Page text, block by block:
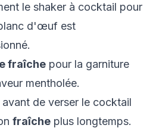
le shaker à cocktail pour
d'œuf est
fraîche pour la garniture
mentholée.
de verser le cocktail
fraîche plus longtemps.